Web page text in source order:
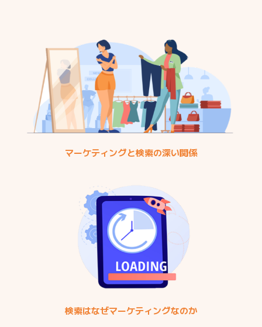
マーケティングと検索の深い関係
検索はなぜマーケティングなのか